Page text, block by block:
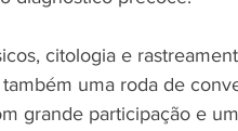
citologia e
uma roda de
grande participação e